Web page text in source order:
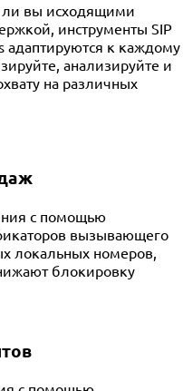
ли вы исходящими
инструменты SIP
к каждому
анализируйте и
на различных
с помощью
вызывающего
локальных номеров,
блокировку